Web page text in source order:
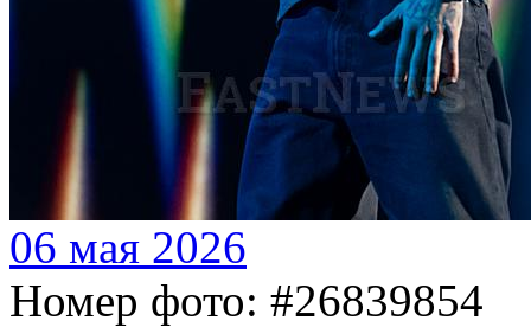
06 мая 2026
Номер фото: #26839854